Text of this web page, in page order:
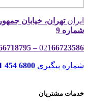
ایرانتهران، خیابان
شماره 9
02166723586 – 66718795 – 66718717
شماره پیگیری 6800 454 0991
خدمات مشتریان